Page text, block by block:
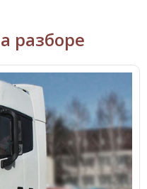
разборе